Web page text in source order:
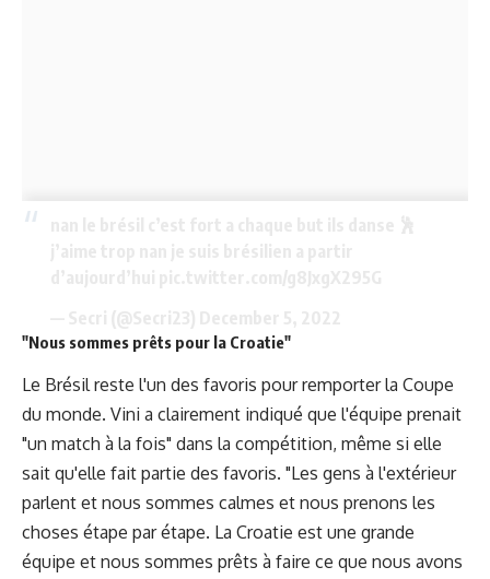
"Nous sommes prêts pour la Croatie"
Le Brésil reste l'un des favoris pour remporter la Coupe
du monde. Vini a clairement indiqué que l'équipe prenait
"un match à la fois" dans la compétition, même si elle
sait qu'elle fait partie des favoris. "Les gens à l'extérieur
parlent et nous sommes calmes et nous prenons les
choses étape par étape. La Croatie est une grande
équipe et nous sommes prêts à faire ce que nous avons